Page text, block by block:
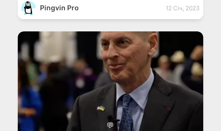
Pingvin Pro 12 Січ, 2023
💬